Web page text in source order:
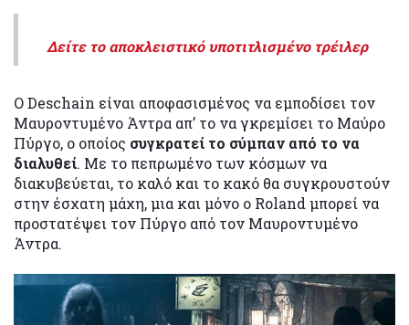
Δείτε το αποκλειστικό υποτιτλισμένο τρέιλερ
Ο Deschain είναι αποφασισμένος να εμποδίσει τον
Μαυροντυμένο Άντρα απ’ το να γκρεμίσει το Μαύρο
Πύργο, ο οποίος συγκρατεί το σύμπαν από το να
διαλυθεί. Με το πεπρωμένο των κόσμων να
διακυβεύεται, το καλό και το κακό θα συγκρουστούν
στην έσχατη μάχη, μια και μόνο ο Roland μπορεί να
προστατέψει τον Πύργο από τον Μαυροντυμένο
Άντρα.